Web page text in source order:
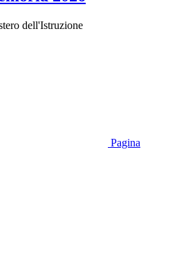
dell'Istruzione
Pagina